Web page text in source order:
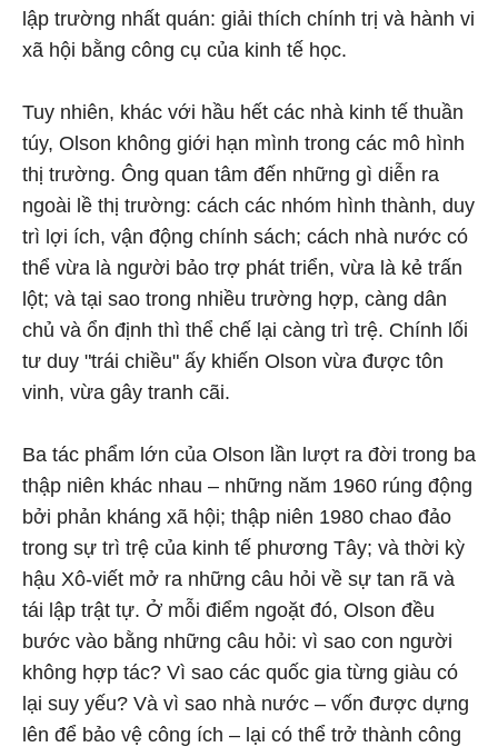
lập trường nhất quán: giải thích chính trị và hành vi
xã hội bằng công cụ của kinh tế học.
Tuy nhiên, khác với hầu hết các nhà kinh tế thuần
túy, Olson không giới hạn mình trong các mô hình
thị trường. Ông quan tâm đến những gì diễn ra
ngoài lề thị trường: cách các nhóm hình thành, duy
trì lợi ích, vận động chính sách; cách nhà nước có
thể vừa là người bảo trợ phát triển, vừa là kẻ trấn
lột; và tại sao trong nhiều trường hợp, càng dân
chủ và ổn định thì thể chế lại càng trì trệ. Chính lối
tư duy "trái chiều" ấy khiến Olson vừa được tôn
vinh, vừa gây tranh cãi.
Ba tác phẩm lớn của Olson lần lượt ra đời trong ba
thập niên khác nhau – những năm 1960 rúng động
bởi phản kháng xã hội; thập niên 1980 chao đảo
trong sự trì trệ của kinh tế phương Tây; và thời kỳ
hậu Xô-viết mở ra những câu hỏi về sự tan rã và
tái lập trật tự. Ở mỗi điểm ngoặt đó, Olson đều
bước vào bằng những câu hỏi: vì sao con người
không hợp tác? Vì sao các quốc gia từng giàu có
lại suy yếu? Và vì sao nhà nước – vốn được dựng
lên để bảo vệ công ích – lại có thể trở thành công